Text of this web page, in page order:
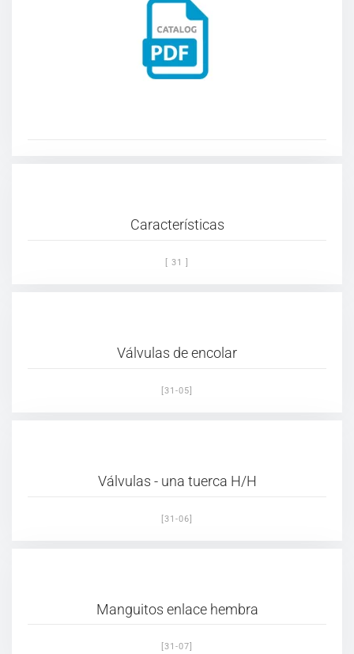
Características
[ 31 ]
Válvulas de encolar
[31-05]
Válvulas - una tuerca H/H
[31-06]
Manguitos enlace hembra
[31-07]